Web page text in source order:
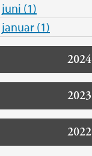
juni (1)
januar (1)
2024
2023
2022